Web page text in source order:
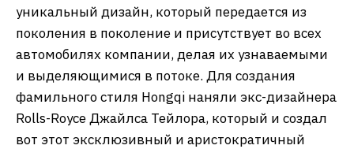
уникальный дизайн, который передается из
поколения в поколение и присутствует во всех
автомобилях компании, делая их узнаваемыми
и выделяющимися в потоке. Для создания
фамильного стиля Hongqi наняли экс-дизайнера
Rolls-Royce Джайлса Тейлора, который и создал
вот этот эксклюзивный и аристократичный